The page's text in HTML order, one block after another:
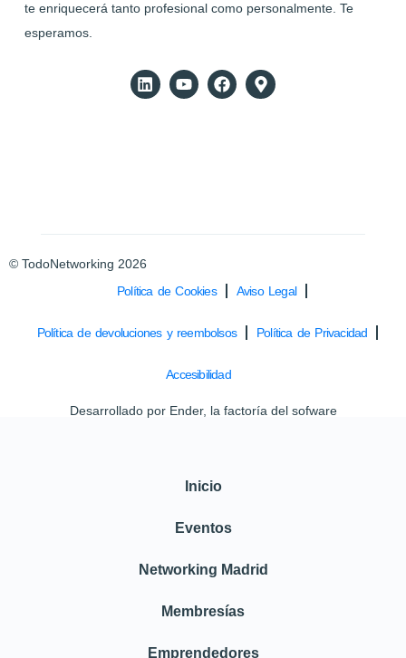
te enriquecerá tanto profesional como personalmente. Te
esperamos.
© TodoNetworking 2026
Política de Cookies
Aviso Legal
Política de devoluciones y reembolsos Política de Privacidad
Accesibilidad
Desarrollado por Ender, la factoría del sofware
Inicio
Eventos
Networking Madrid
Membresías
Emprendedores